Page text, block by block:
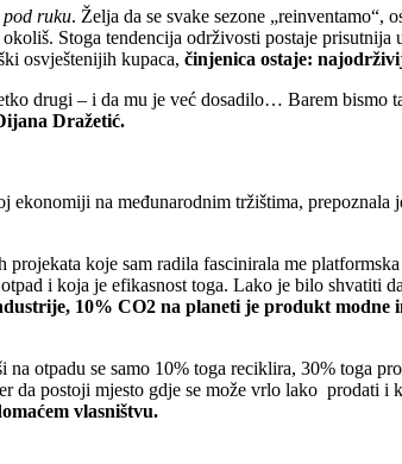
ruku. Želja da se svake sezone
Stoga tendencija održivosti postaje
osvještenijih kupaca, činjenica ostaje:
drugi – i da mu je već dosadilo… Barem
Dražetić.
na međunarodnim tržištima,
koje sam radila fascinirala me
i koja je efikasnost toga. Lako je bilo shvatiti
10% CO2 na planeti je produkt
otpadu se samo 10% toga reciklira, 30% toga
da postoji mjesto gdje se može vrlo lako prodati
vlasništvu.